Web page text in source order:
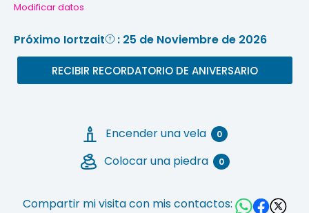
Modificar datos
Próximo Iortzait : 25 de Noviembre de 2026
RECIBIR RECORDATORIO DE ANIVERSARIO
Encender una vela 0
Colocar una piedra 0
Compartir mi visita con mis contactos: